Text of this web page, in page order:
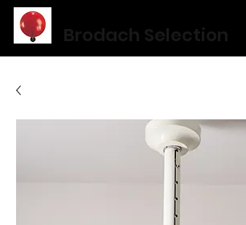
Brodach Selection